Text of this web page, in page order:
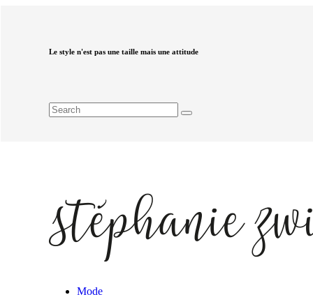
Le style n'est pas une taille mais une attitude
Mode